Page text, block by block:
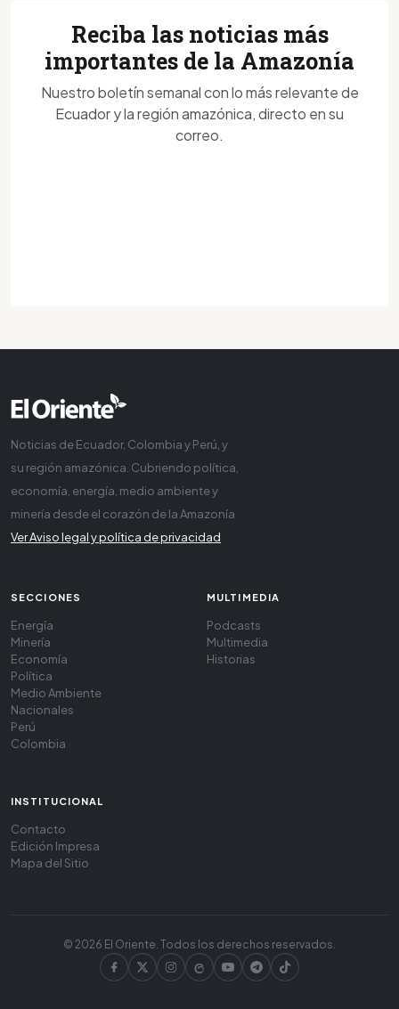
Reciba las noticias más
importantes de la Amazonía
Nuestro boletín semanal con lo más relevante de
Ecuador y la región amazónica, directo en su
correo.
Noticias de Ecuador, Colombia y Perú, y
su región amazónica. Cubriendo política,
economía, energía, medio ambiente y
minería desde el corazón de la Amazonía
Ver Aviso legal y política de privacidad
SECCIONES
Energía
Minería
Economía
Política
Medio Ambiente
Nacionales
Perú
Colombia
MULTIMEDIA
Podcasts
Multimedia
Historias
INSTITUCIONAL
Contacto
Edición Impresa
Mapa del Sitio
© 2026 El Oriente. Todos los derechos reservados.